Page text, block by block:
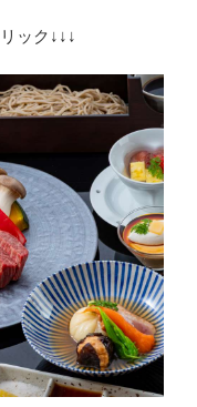
ック↓↓↓